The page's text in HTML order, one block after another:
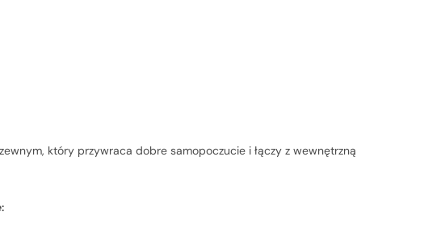
który przywraca dobre samopoczucie i łączy z wewnętrzną